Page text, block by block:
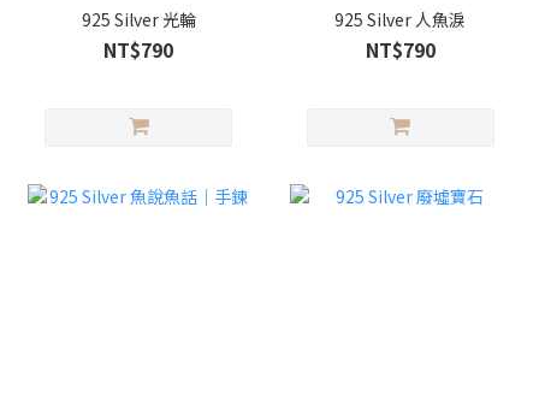
925 Silver 光輪
NT$790
925 Silver 人魚淚
NT$790